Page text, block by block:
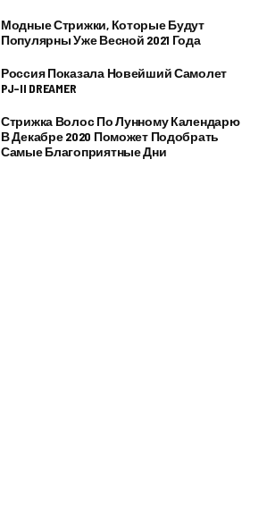
Модные Стрижки, Которые Будут
Популярны Уже Весной 2021 Года
Россия Показала Новейший Самолет
PJ–II DREAMER
Стрижка Волос По Лунному Календарю
В Декабре 2020 Поможет Подобрать
Самые Благоприятные Дни